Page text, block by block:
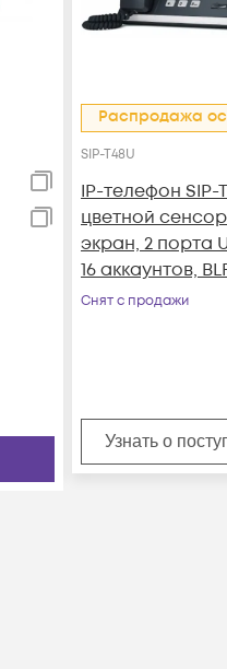
Распродажа
SIP-T48U
IP-телефон SIP-
цветной
экран, 2 порта
16 аккаунтов,
PoE, GigE, без
Снят с продажи
Узнать о